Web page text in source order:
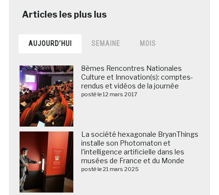
AUJOURD’HUI SEMAINE MOIS
8èmes Rencontres Nationales
Culture et Innovation(s): comptes-
rendus et vidéos de la journée
posté le 12 mars 2017
La société hexagonale BryanThings
installe son Photomaton et
l’intelligence artificielle dans les
musées de France et du Monde
posté le 21 mars 2025